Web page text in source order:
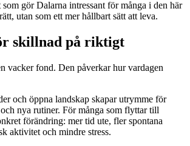
gör Dalarna intressant för många i den här
utan som ett mer hållbart sätt att leva.
skillnad på riktigt
vacker fond. Den påverkar hur vardagen
och öppna landskap skapar utrymme för
nya rutiner. För många som flyttar till
förändring: mer tid ute, fler spontana
aktivitet och mindre stress.